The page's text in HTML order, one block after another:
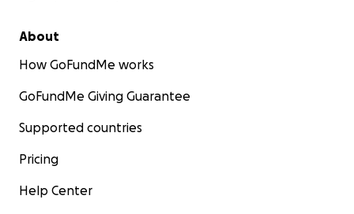
About
How GoFundMe works
GoFundMe Giving Guarantee
Supported countries
Pricing
Help Center